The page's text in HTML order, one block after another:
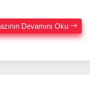
Devamını Oku